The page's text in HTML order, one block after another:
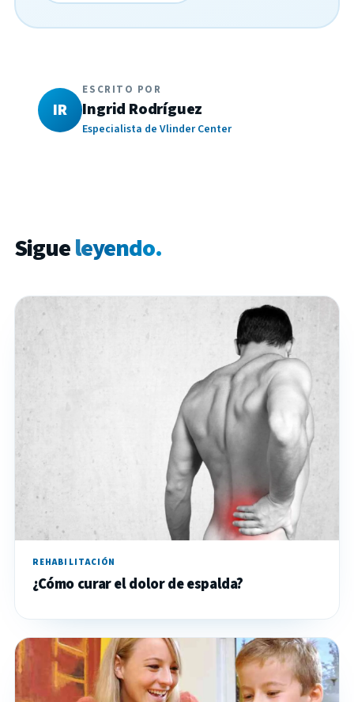
IR
ESCRITO POR
Ingrid Rodríguez
Especialista de Vlinder Center
Sigueleyendo.
REHABILITACIÓN
¿Cómo curar el dolor de espalda?